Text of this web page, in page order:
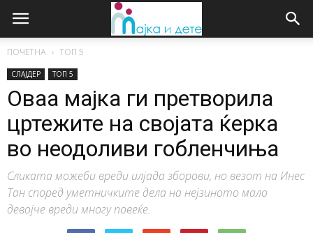
ПОЧЕТНА ТОП 5
СЛАЈДЕР ТОП 5
Оваа мајка ги претворила
цртежите на својата ќерка
во неодоливи гобленчиња
Сликата можеби вреди илјада зборови, но везот на Инес
Тан според уметничките дела на нејзиното мало
девојче вреди многу повеќе.